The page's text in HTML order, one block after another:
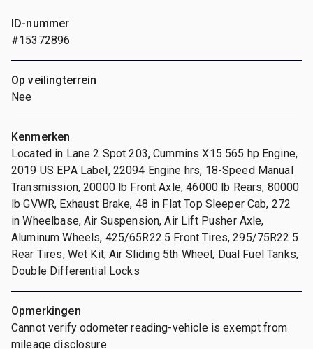
ID-nummer
#15372896
Op veilingterrein
Nee
Kenmerken
Located in Lane 2 Spot 203, Cummins X15 565 hp Engine,
2019 US EPA Label, 22094 Engine hrs, 18-Speed Manual
Transmission, 20000 lb Front Axle, 46000 lb Rears, 80000
lb GVWR, Exhaust Brake, 48 in Flat Top Sleeper Cab, 272
in Wheelbase, Air Suspension, Air Lift Pusher Axle,
Aluminum Wheels, 425/65R22.5 Front Tires, 295/75R22.5
Rear Tires, Wet Kit, Air Sliding 5th Wheel, Dual Fuel Tanks,
Double Differential Locks
Opmerkingen
Cannot verify odometer reading-vehicle is exempt from
mileage disclosure